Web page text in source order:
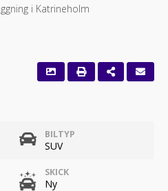
i Katrineholm
BILTYP
SUV
SKICK
Ny